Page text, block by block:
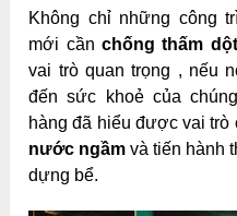
Không chỉ những công
mới cần chống thấm dột
vai trò quan trọng , nếu
đến sức khoẻ của
hàng đã hiểu được vai
nước ngầm và tiến hành
dựng bể.